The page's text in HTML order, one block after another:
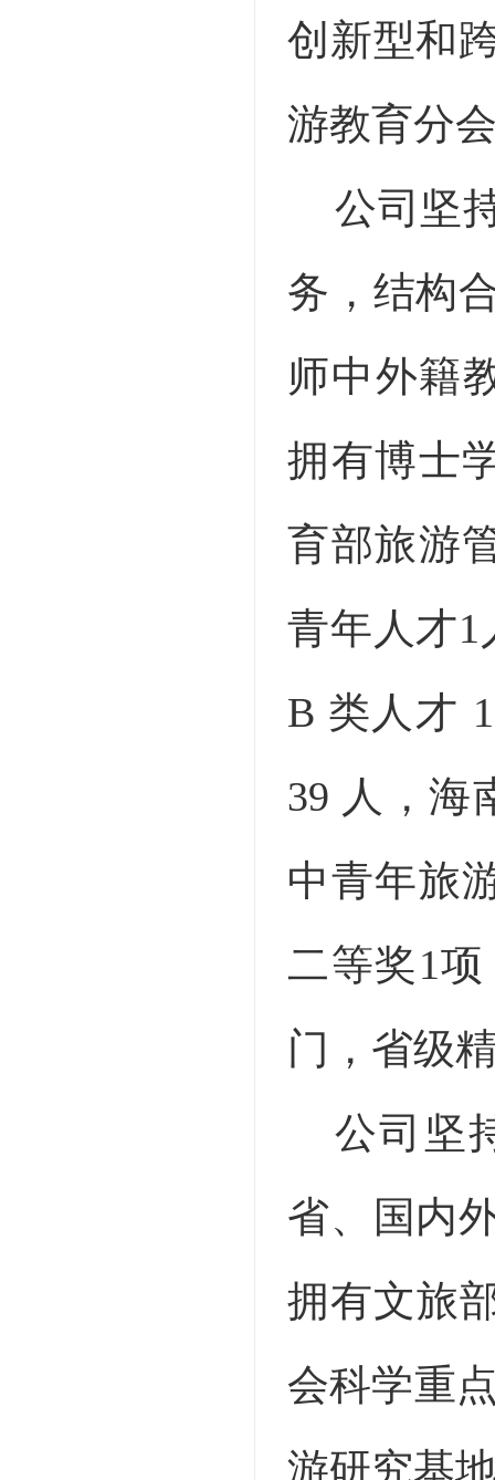
创新型和
游教育分
公司坚
务，结构
师中外籍
拥有博士
育部旅游
青年人才1
B 类人才
39 人，海
中青年旅
二等奖1
门，省级
公司坚
省、国内
拥有文旅
会科学重
游研究基